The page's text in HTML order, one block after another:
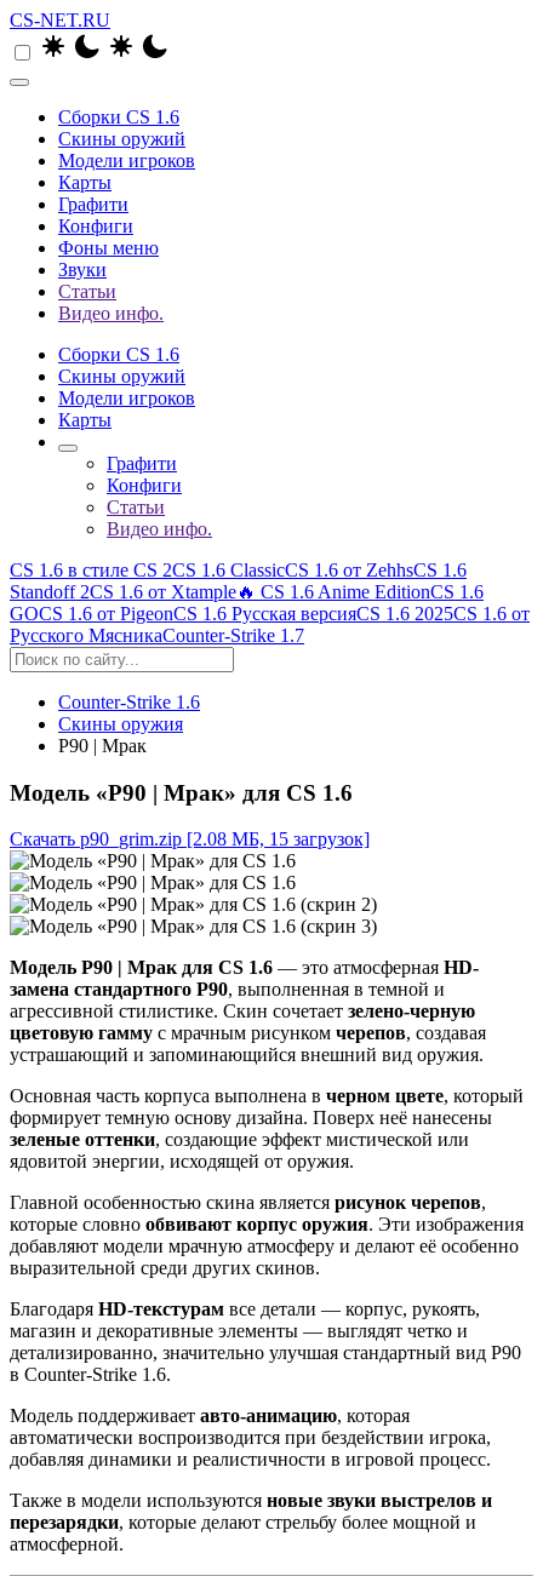
CS-NET.RU
Сборки CS 1.6
Скины оружий
Модели игроков
Карты
Графити
Конфиги
Фоны меню
Звуки
Статьи
Видео инфо.
Сборки CS 1.6
Скины оружий
Модели игроков
Карты
Графити
Конфиги
Статьи
Видео инфо.
CS 1.6 в стиле CS 2CS 1.6 ClassicCS 1.6 от ZehhsCS 1.6
Standoff 2CS 1.6 от Xtample🔥 CS 1.6 Anime EditionCS 1.6
GOCS 1.6 от PigeonCS 1.6 Русская версияCS 1.6 2025CS 1.6 от
Русского МясникаCounter-Strike 1.7
Counter-Strike 1.6
Скины оружия
P90 | Мрак
Модель «P90 | Мрак» для CS 1.6
Скачать p90_grim.zip [2.08 МБ, 15 загрузок]
Модель P90 | Мрак для CS 1.6 — это атмосферная HD-
замена стандартного P90, выполненная в темной и
агрессивной стилистике. Скин сочетает зелено-черную
цветовую гамму с мрачным рисунком черепов, создавая
устрашающий и запоминающийся внешний вид оружия.
Основная часть корпуса выполнена в черном цвете, который
формирует темную основу дизайна. Поверх неё нанесены
зеленые оттенки, создающие эффект мистической или
ядовитой энергии, исходящей от оружия.
Главной особенностью скина является рисунок черепов,
которые словно обвивают корпус оружия. Эти изображения
добавляют модели мрачную атмосферу и делают её особенно
выразительной среди других скинов.
Благодаря HD-текстурам все детали — корпус, рукоять,
магазин и декоративные элементы — выглядят четко и
детализированно, значительно улучшая стандартный вид P90
в Counter-Strike 1.6.
Модель поддерживает авто-анимацию, которая
автоматически воспроизводится при бездействии игрока,
добавляя динамики и реалистичности в игровой процесс.
Также в модели используются новые звуки выстрелов и
перезарядки, которые делают стрельбу более мощной и
атмосферной.